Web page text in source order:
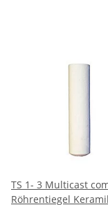
TS 1- 3 Multicast
Röhrentiegel